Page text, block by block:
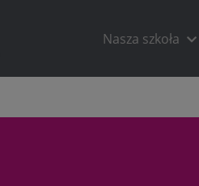
Nasza szkoła